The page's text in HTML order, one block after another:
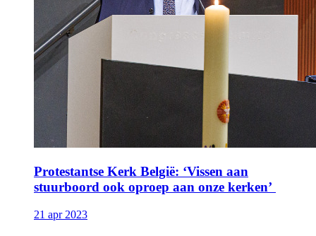
Protestantse Kerk België: ‘Vissen aan
stuurboord ook oproep aan onze kerken’
21 apr 2023